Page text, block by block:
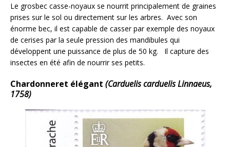
Le grosbec casse-noyaux se nourrit principalement de graines
prises sur le sol ou directement sur les arbres. Avec son
énorme bec, il est capable de casser par exemple des noyaux
de cerises par la seule pression des mandibules qui
développent une puissance de plus de 50 kg. Il capture des
insectes en été afin de nourrir ses petits.
Chardonneret élégant (Carduelis carduelis Linnaeus,
1758)